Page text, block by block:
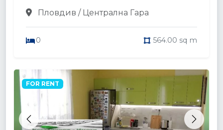
Пловдив / Централна Гара
0 564.00 sq m
Previous Next
FOR RENT